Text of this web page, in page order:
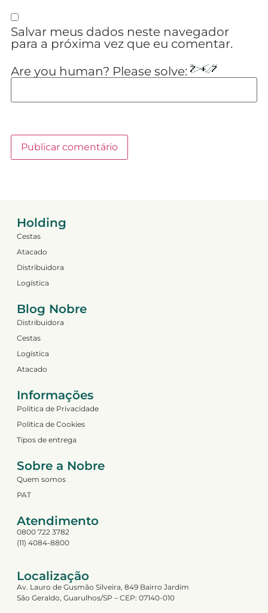
Salvar meus dados neste navegador
para a próxima vez que eu comentar.
Are you human? Please solve:
Holding
Cestas
Atacado
Distribuidora
Logística
Blog Nobre
Distribuidora
Cestas
Logística
Atacado
Informações
Política de Privacidade
Política de Cookies
Tipos de entrega
Sobre a Nobre
Quem somos
PAT
Atendimento
0800 722 3782
(11) 4084-8800
Localização
Av. Lauro de Gusmão Silveira, 849 Bairro Jardim
São Geraldo, Guarulhos/SP – CEP: 07140-010